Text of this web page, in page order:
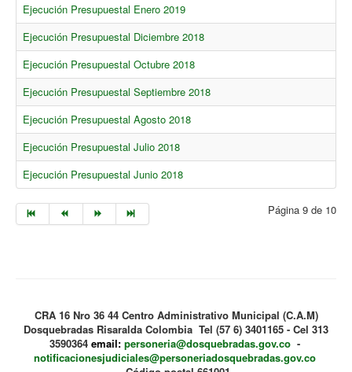
Ejecución Presupuestal Enero 2019
Ejecución Presupuestal Diciembre 2018
Ejecución Presupuestal Octubre 2018
Ejecución Presupuestal Septiembre 2018
Ejecución Presupuestal Agosto 2018
Ejecución Presupuestal Julio 2018
Ejecución Presupuestal Junio 2018
Página 9 de 10
CRA 16 Nro 36 44 Centro Administrativo Municipal (C.A.M)
Dosquebradas Risaralda Colombia Tel (57 6) 3401165 - Cel 313
3590364 email: personeria@dosquebradas.gov.co-
notificacionesjudiciales@personeriadosquebradas.gov.co